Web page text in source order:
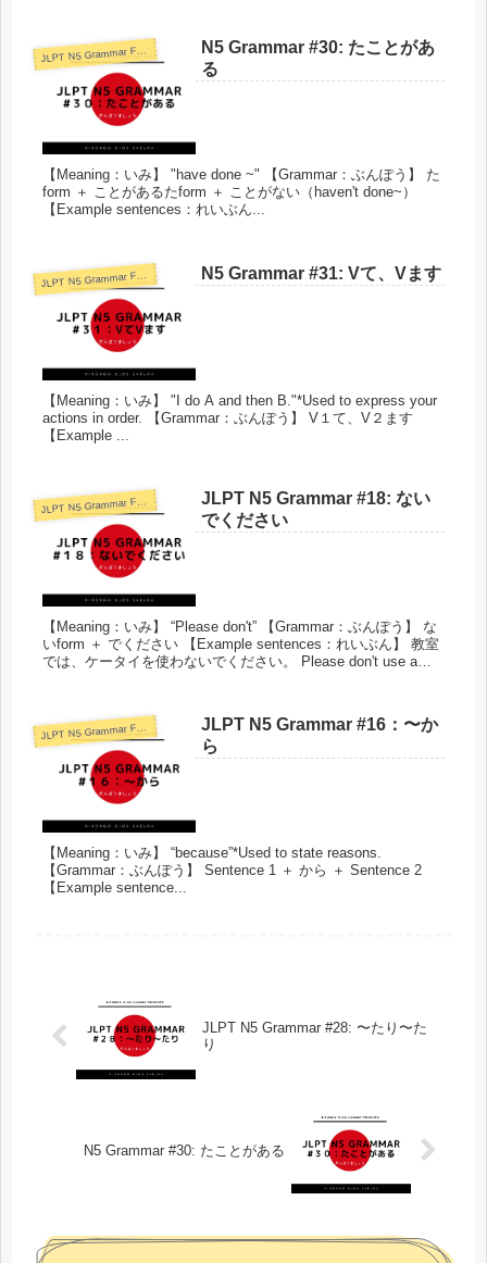
J
N5 Grammar #30: たことがあ
る
【Meaning：いみ】 "have done ~" 【Grammar：ぶんぽう】 た
form ＋ ことがあるたform ＋ ことがない（haven't done~）
【Example sentences：れいぶん...
J
LPT N5 Grammar Format N5 Grammar #31: Vて、Vます
【Meaning：いみ】 "I do A and then B."*Used to express your
actions in order. 【Grammar：ぶんぽう】 V１て、V２ます
【Example ...
J
LPT N5 Grammar Format
JLPT N5 Grammar #18: ない
でください
【Meaning：いみ】 “Please don't” 【Grammar：ぶんぽう】 な
いform ＋ でください 【Example sentences：れいぶん】 教室
では、ケータイを使わないでください。 Please don't use a
please don't quit the company. たばこを吸わないでください。
Please don't smoke. お酒を飲まないでください。 Please don't
drink alcohol.
J
JLPT N5 Grammar #16：〜か
ら
【Meaning：いみ】 “because”*Used to state reasons.
【Grammar：ぶんぽう】 Sentence 1 ＋ から ＋ Sentence 2
【Example sentence...
JLPT N5 Grammar #28: 〜たり〜た
り
N5 Grammar #30: たことがある